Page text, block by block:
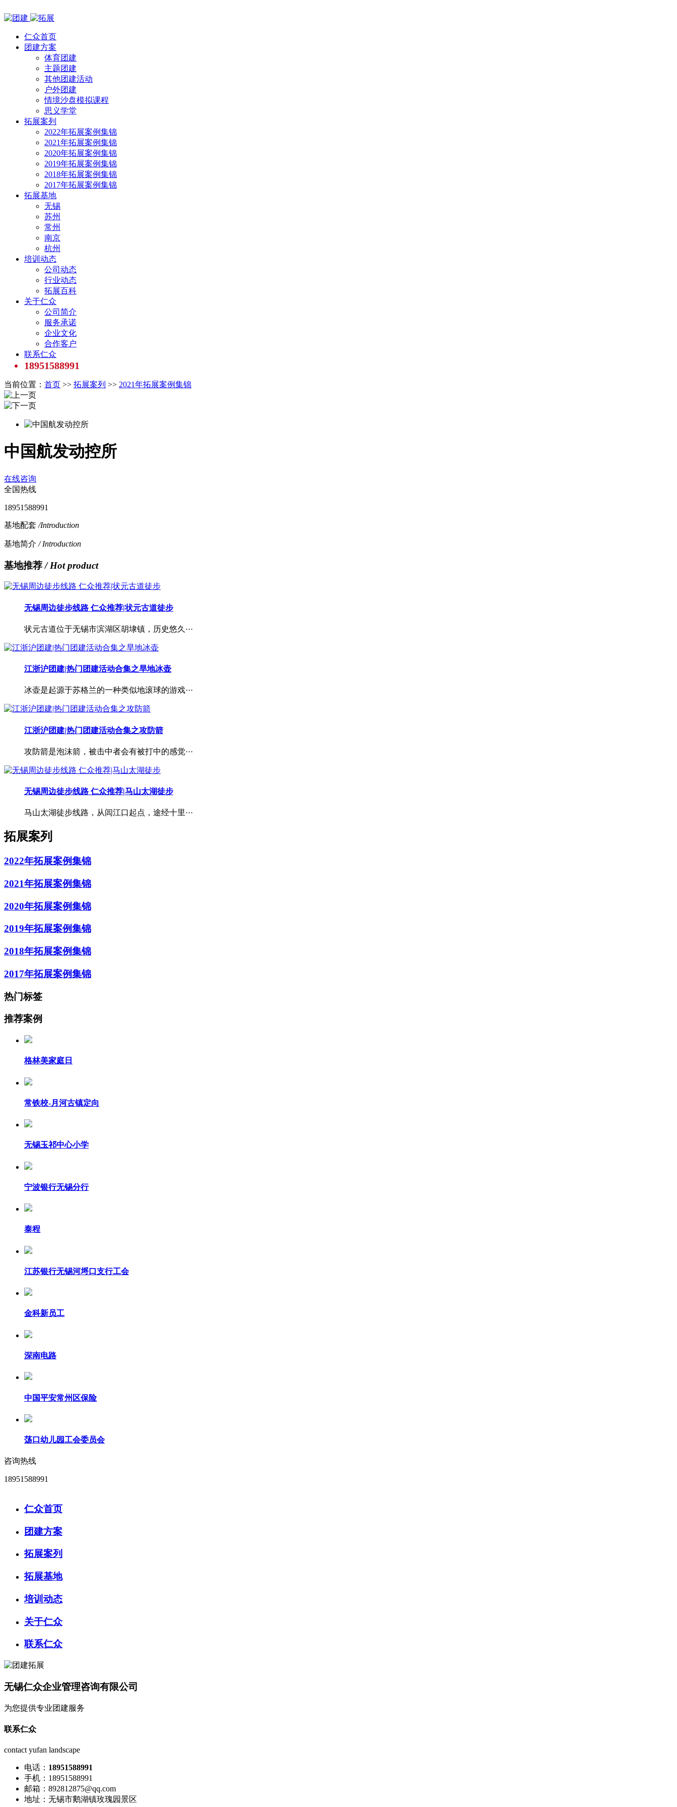
仁众首页
团建方案
体育团建
主题团建
其他团建活动
户外团建
情境沙盘模拟课程
思义学堂
拓展案列
2022年拓展案例集锦
2021年拓展案例集锦
2020年拓展案例集锦
2019年拓展案例集锦
2018年拓展案例集锦
2017年拓展案例集锦
拓展基地
无锡
苏州
常州
南京
杭州
培训动态
公司动态
行业动态
拓展百科
关于仁众
公司简介
服务承诺
企业文化
合作客户
联系仁众
18951588991
当前位置： 首页 >> 拓展案列 >> 2021年拓展案例集锦
中国航发动控所
在线咨询
全国热线
18951588991
基地配套 /Introduction
基地简介 / Introduction
基地推荐 / Hot product
无锡周边徒步线路 仁众推荐|状元古道徒步
状元古道位于无锡市滨湖区胡埭镇，历史悠久···
江浙沪团建|热门团建活动合集之旱地冰壶
冰壶是起源于苏格兰的一种类似地滚球的游戏···
江浙沪团建|热门团建活动合集之攻防箭
攻防箭是泡沫箭，被击中者会有被打中的感觉···
无锡周边徒步线路 仁众推荐|马山太湖徒步
马山太湖徒步线路，从闾江口起点，途经十里···
拓展案列
2022年拓展案例集锦
2021年拓展案例集锦
2020年拓展案例集锦
2019年拓展案例集锦
2018年拓展案例集锦
2017年拓展案例集锦
热门标签
推荐案例
格林美家庭日
常铁校-月河古镇定向
无锡玉祁中心小学
宁波银行无锡分行
泰程
江苏银行无锡河埒口支行工会
金科新员工
深南电路
中国平安常州区保险
荡口幼儿园工会委员会
咨询热线
18951588991
仁众首页
团建方案
拓展案列
拓展基地
培训动态
关于仁众
联系仁众
无锡仁众企业管理咨询有限公司
为您提供专业团建服务
联系仁众
contact yufan landscape
电话： 18951588991
手机：18951588991
邮箱：892812875@qq.com
地址：无锡市鹅湖镇玫瑰园景区